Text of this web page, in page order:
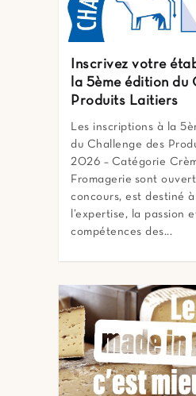
Inscrivez votre
la 5ème édition du
Produits Laitiers
Les inscriptions à la
du Challenge des
2026 – Catégorie
Fromagerie sont
concours, est destiné
l’expertise, la passion
compétences des...